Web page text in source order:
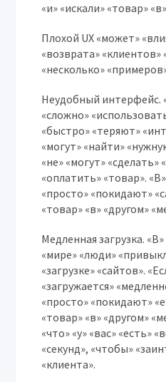
«и» «искали» «товар»
Плохой UX «может»
«возврата» «клиентов»
«несколько»
Неудобный интерфейс.
«сложно»
«быстро» «теряют»
«могут» «найти»
«не» «могут» «сделать»
«оплатить» «товар».
«просто» «покидают»
«товар» «в» «другом»
Медленная загрузка.
«мире» «люди»
«загрузке» «сайтов».
«загружается»
«просто» «покидают»
«товар» «в» «другом»
«что» «у» «вас» «есть»
«секунд», «чтобы»
«клиента».